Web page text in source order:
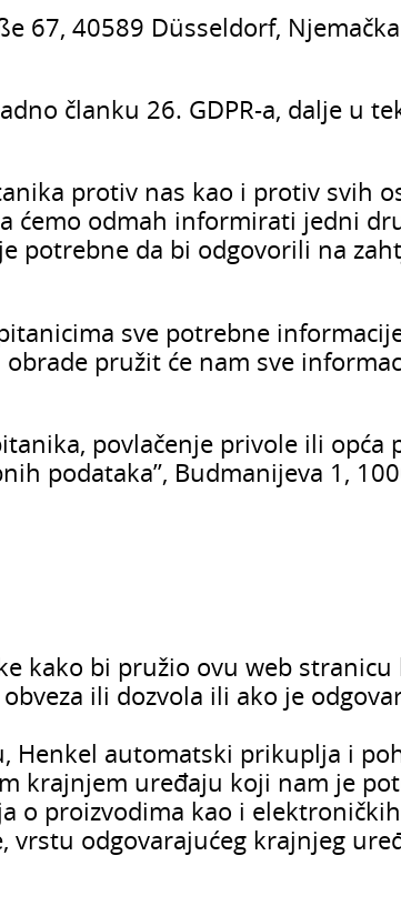
67, 40589 Düsseldorf, Njemačka
članku 26. GDPR-a, dalje u
protiv nas kao i protiv svih
ćemo odmah informirati jedni
potrebne da bi odgovorili na
sve potrebne
pružit će nam sve
povlačenje privole ili
podataka’’, Budmanijeva 1,
kako bi pružio ovu web
ili dozvola ili ako je
Henkel automatski prikuplja i
krajnjem uređaju koji nam je
o proizvodima kao i
odgovarajućeg krajnjeg